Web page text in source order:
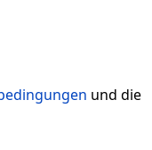
und die
Avesta im Lied